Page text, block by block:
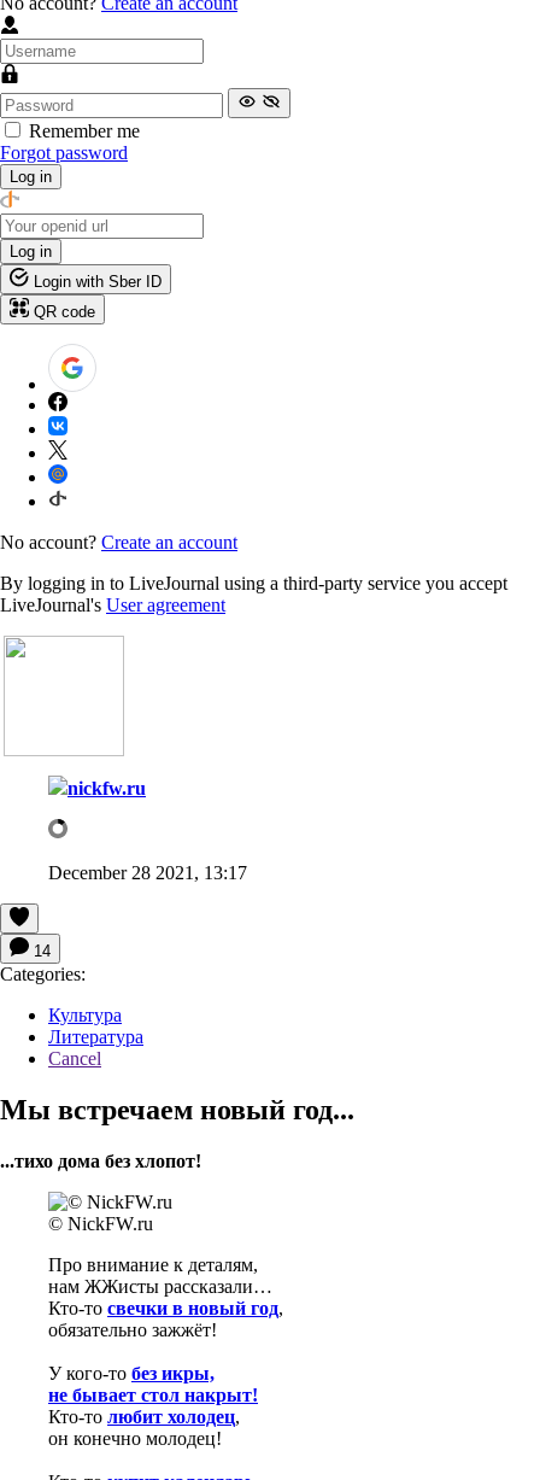
Remember me
Forgot password
Log in
Log in
Login with Sber ID
QR code
No account? Create an account
By logging in to LiveJournal using a third-party service you accept
LiveJournal's User agreement
nickfw.ru
December 28 2021, 13:17
14
Categories:
Культура
Литература
Cancel
Мы встречаем новый год...
...тихо дома без хлопот!
© NickFW.ru
Про внимание к деталям,
нам ЖЖисты рассказали…
Кто-то свечки в новый год,
обязательно зажжёт!
У кого-то без икры,
не бывает стол накрыт!
Кто-то любит холодец,
он конечно молодец!